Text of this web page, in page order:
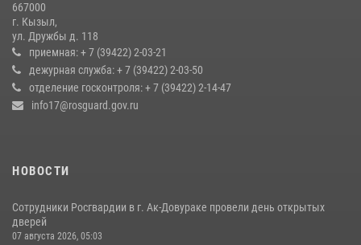
23 июля 2026, 04:57
Кызылчанин поблагодарил сотрудников Росгвардии за
оперативное реагирование в решении конфликтной ситуации
17 июля 2026, 07:22 1
667000
г. Кызыл,
ул. Дружбы д. 118
приемная: + 7 (39422) 2-03-21
дежурная служба: + 7 (39422) 2-03-50
отделение госконтроля: + 7 (39422) 2-14-47
info17@rosguard.gov.ru
НОВОСТИ
Сотрудники Росгвардии в г. Ак-Довураке провели день открытых
дверей
07 августа 2026, 05:03